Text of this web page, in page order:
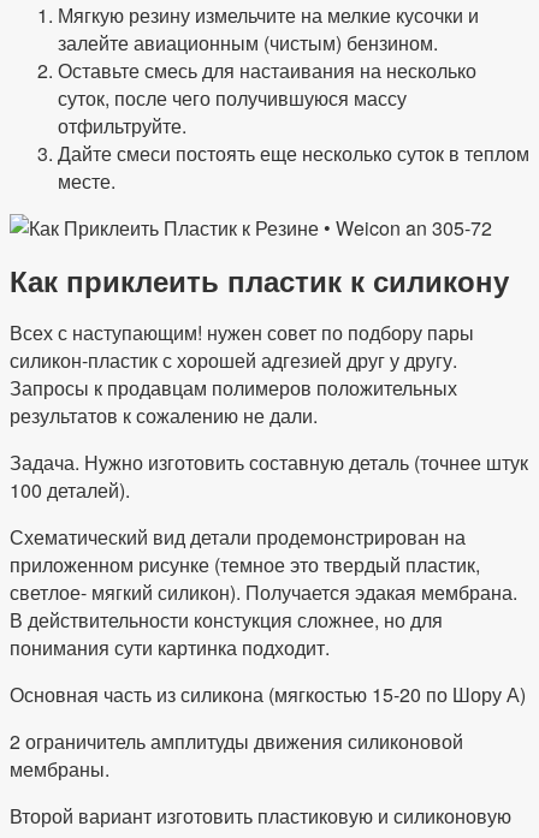
Мягкую резину измельчите на мелкие кусочки и
залейте авиационным (чистым) бензином.
Оставьте смесь для настаивания на несколько
суток, после чего получившуюся массу
отфильтруйте.
Дайте смеси постоять еще несколько суток в теплом
месте.
Как приклеить пластик к силикону
Всех с наступающим! нужен совет по подбору пары
силикон-пластик с хорошей адгезией друг у другу.
Запросы к продавцам полимеров положительных
результатов к сожалению не дали.
Задача. Нужно изготовить составную деталь (точнее штук
100 деталей).
Схематический вид детали продемонстрирован на
приложенном рисунке (темное это твердый пластик,
светлое- мягкий силикон). Получается эдакая мембрана.
В действительности констукция сложнее, но для
понимания сути картинка подходит.
Основная часть из силикона (мягкостью 15-20 по Шору А)
2 ограничитель амплитуды движения силиконовой
мембраны.
Второй вариант изготовить пластиковую и силиконовую